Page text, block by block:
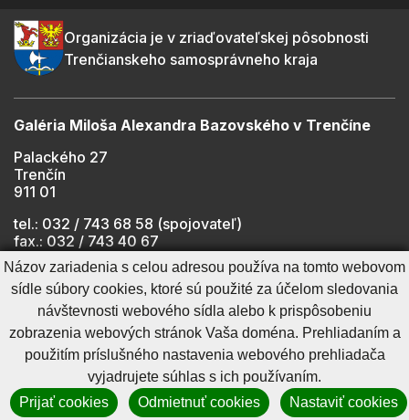
Organizácia je v zriaďovateľskej pôsobnosti
Trenčianskeho samosprávneho kraja
Galéria Miloša Alexandra Bazovského v Trenčíne
Palackého 27
Trenčín
911 01
tel.: 032 / 743 68 58 (spojovateľ)
fax.: 032 / 743 40 67
e-mail:
info@gmab.sk
Cookies nastavenie
Ochrana osobných údajov
Cookies - viac informácií
Vyhlásenie o prístupnosti
Technický prevádzkovateľ
Správca obsahu
GenerujeCMS BUXUS
Názov zariadenia s celou adresou používa na tomto webovom
sídle súbory cookies, ktoré sú použité za účelom sledovania
návštevnosti webového sídla alebo k prispôsobeniu
zobrazenia webových stránok Vaša doména. Prehliadaním a
použitím príslušného nastavenia webového prehliadača
vyjadrujete súhlas s ich používaním.
Prijať cookies
Odmietnuť cookies Nastaviť cookies